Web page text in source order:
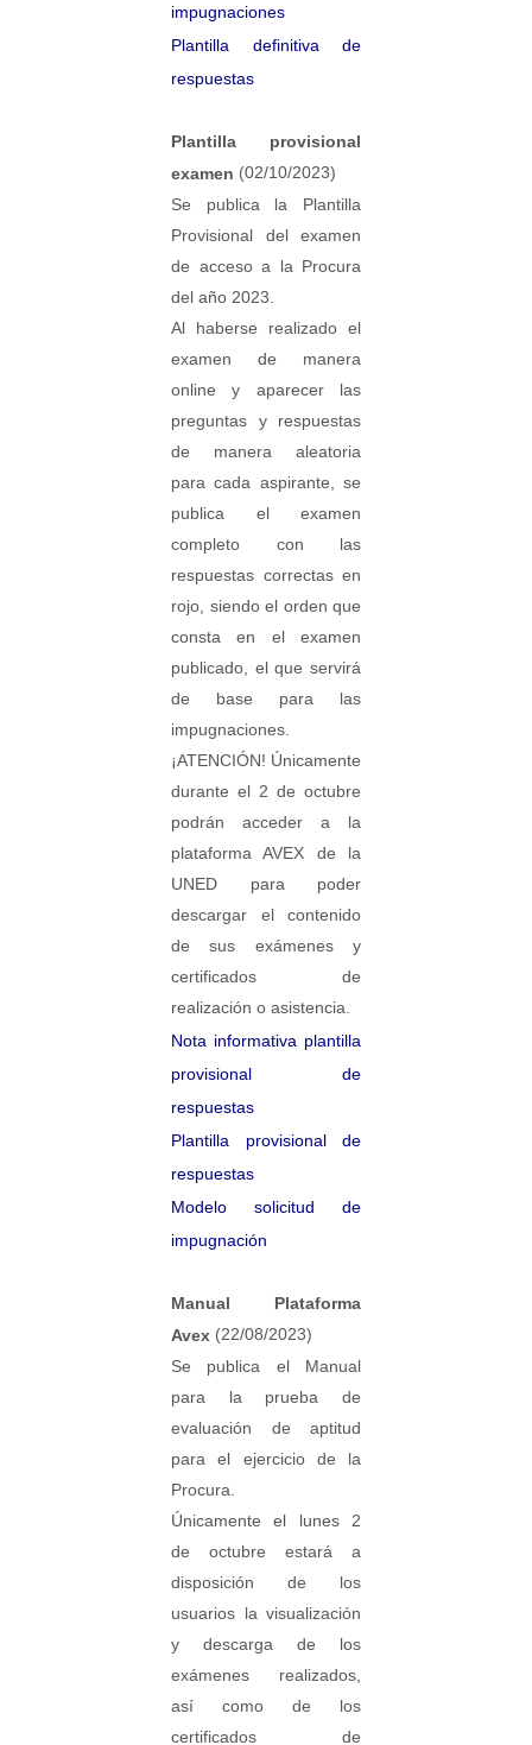
impugnaciones
Plantilla definitiva de
respuestas
Plantilla provisional
examen (02/10/2023)
Se publica la Plantilla
Provisional del examen
de acceso a la Procura
del año 2023.
Al haberse realizado el
examen de manera
online y aparecer las
preguntas y respuestas
de manera aleatoria
para cada aspirante, se
publica el examen
completo con las
respuestas correctas en
rojo, siendo el orden que
consta en el examen
publicado, el que servirá
de base para las
impugnaciones.
¡ATENCIÓN! Únicamente
durante el 2 de octubre
podrán acceder a la
plataforma AVEX de la
UNED para poder
descargar el contenido
de sus exámenes y
certificados de
realización o asistencia.​
Nota informativa plantilla
provisional de
respuestas
Plantilla provisional de
respuestas
Modelo solicitud de
impugnación
Manual Plataforma
Avex (22/08/2023)
Se publica el Manual
para la prueba de
evaluación de aptitud
para el ejercicio de la
Procura.
Únicamente el lunes 2
de octubre estará a
disposición de los
usuarios la visualización
y descarga de los
exámenes realizados,
así como de los
certificados de